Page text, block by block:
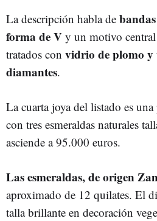
La descripción habla de
forma de V y un motivo central
tratados con vidrio de plomo y
diamantes.
La cuarta joya del listado es
con tres esmeraldas naturales
asciende a 95.000 euros.
Las esmeraldas, de origen
aproximado de 12 quilates. El
talla brillante en decoración